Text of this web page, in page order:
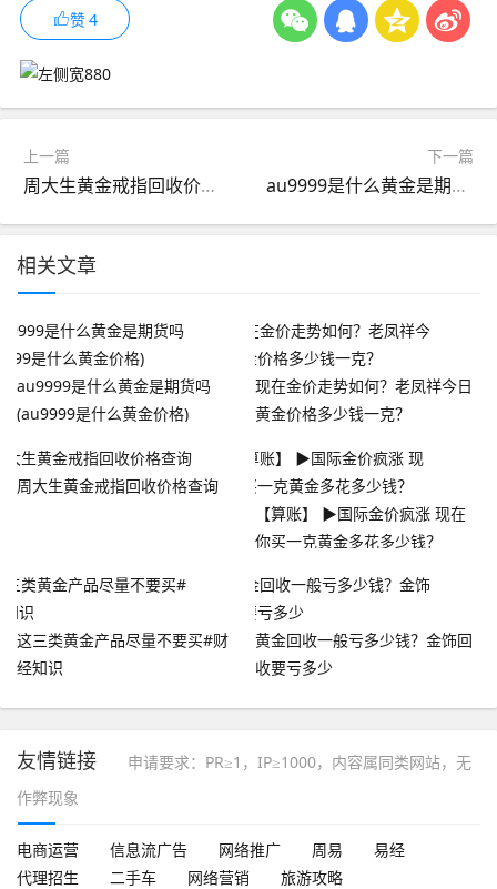
赞4
上一篇
周大生黄金戒指回收价格查询
下一篇
au9999是什么黄金是期货吗(au9999是什么黄金价格)
相关文章
au9999是什么黄金是期货吗
(au9999是什么黄金价格)
现在金价走势如何？老凤祥今日
黄金价格多少钱一克？
周大生黄金戒指回收价格查询
【算账】 ▶国际金价疯涨 现在
你买一克黄金多花多少钱？
这三类黄金产品尽量不要买#财
经知识
黄金回收一般亏多少钱？金饰回
收要亏多少
友情链接
申请要求：PR≥1，IP≥1000，内容属同类网站，无
作弊现象
电商运营 信息流广告 网络推广 周易
易经
代理招生
二手车 网络营销
旅游攻略